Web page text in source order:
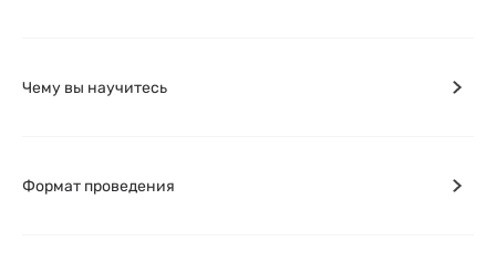
Чему вы научитесь
Формат проведения